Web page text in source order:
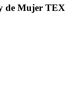
de Mujer TEX